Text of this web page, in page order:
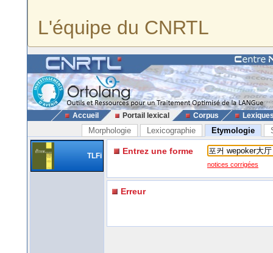
L'équipe du CNRTL
Accueil Portail lexical Corpus
Morphologie Lexicographie Etymologie
TLFi Entrez une forme
notices corrigées
Erreur